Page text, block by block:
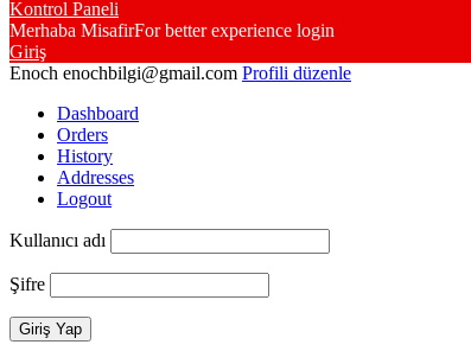
Kontrol Paneli
Merhaba MisafirFor better experience login
Giriş
Enoch enochbilgi@gmail.com Profili düzenle
Dashboard
Orders
History
Addresses
Logout
Kullanıcı adı
Şifre